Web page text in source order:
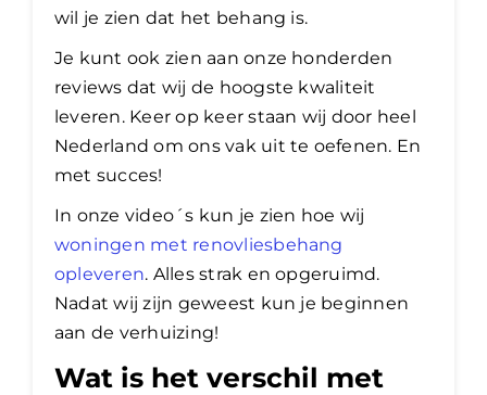
wil je zien dat het behang is.
Je kunt ook zien aan onze honderden
reviews dat wij de hoogste kwaliteit
leveren. Keer op keer staan wij door heel
Nederland om ons vak uit te oefenen. En
met succes!
In onze video´s kun je zien hoe wij
woningen met renovliesbehang
opleveren. Alles strak en opgeruimd.
Nadat wij zijn geweest kun je beginnen
aan de verhuizing!
Wat is het verschil met